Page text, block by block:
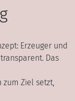
Erzeuger und
Das
Ziel setzt,